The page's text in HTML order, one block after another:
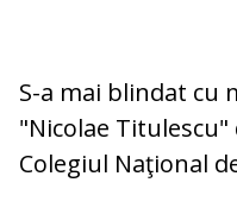
S-a mai blindat cu
"Nicolae
Colegiul Naţional